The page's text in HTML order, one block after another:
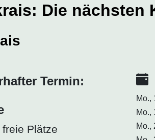
Die nächsten
Termin:
Plätze
Mo.,
Mo.,
Mo.,